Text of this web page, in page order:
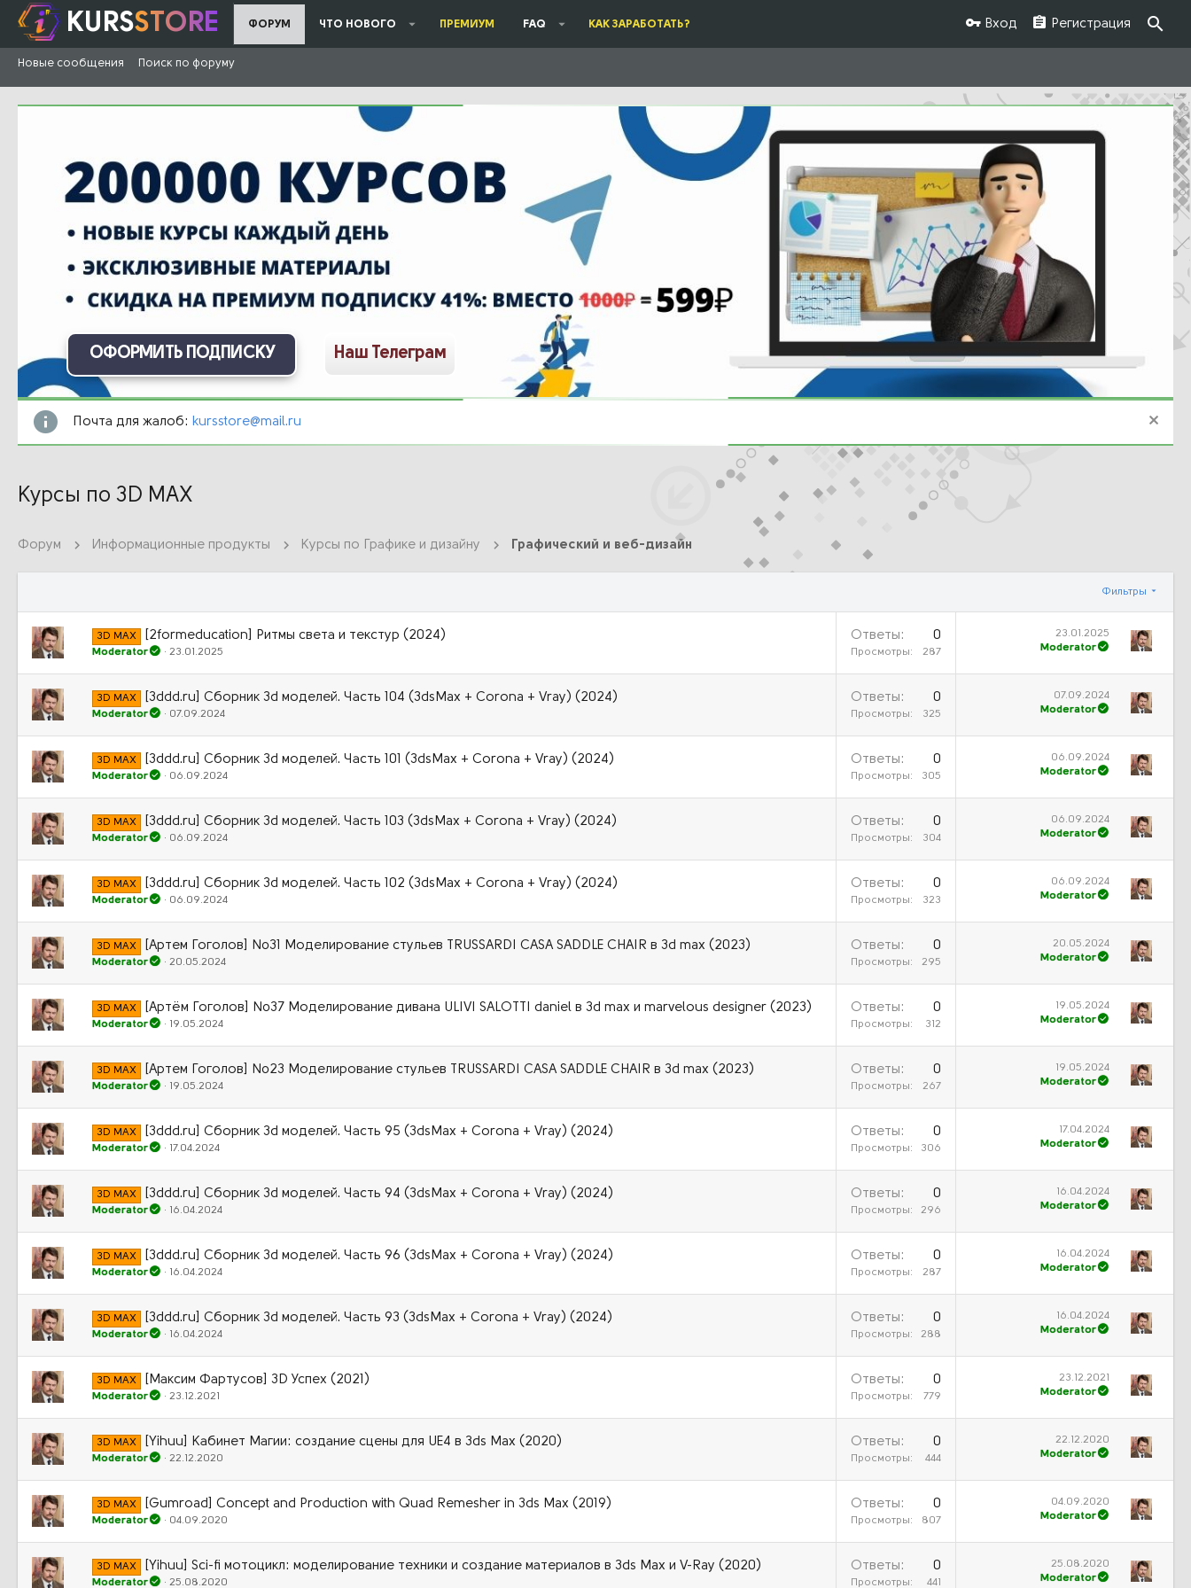
KURSSTORE ФОРУМ ЧТО НОВОГО ПРЕМИУМ FAQ КАК ЗАРАБОТАТЬ? Вход Регистрация
Новые сообщения Поиск по форуму
ОФОРМИТЬ ПОДПИСКУ Наш Телеграм
Почта для жалоб: kursstore@mail.ru
Курсы по 3D MAX
Форум Информационные продукты Курсы по Графике и дизайну Графический и веб-дизайн
Фильтры
3D MAX [2formeducation] Ритмы света и текстур (2024)
Moderator 23.01.2025
Ответы 0
Просмотры 287
23.01.2025
Moderator
3D MAX [3ddd.ru] Сборник 3d моделей. Часть 104 (3dsMax + Corona + Vray) (2024)
Moderator 07.09.2024
Ответы 0
Просмотры 325
07.09.2024
Moderator
3D MAX [3ddd.ru] Сборник 3d моделей. Часть 101 (3dsMax + Corona + Vray) (2024)
Moderator 06.09.2024
Ответы 0
Просмотры 305
06.09.2024
Moderator
3D MAX [3ddd.ru] Сборник 3d моделей. Часть 103 (3dsMax + Corona + Vray) (2024)
Moderator 06.09.2024
Ответы 0
Просмотры 304
06.09.2024
Moderator
3D MAX [3ddd.ru] Сборник 3d моделей. Часть 102 (3dsMax + Corona + Vray) (2024)
Moderator 06.09.2024
Ответы 0
Просмотры 323
06.09.2024
Moderator
3D MAX [Артем Гоголов] №31 Моделирование стульев TRUSSARDI CASA SADDLE CHAIR в 3d max (2023)
Moderator 20.05.2024
Ответы 0
Просмотры 295
20.05.2024
Moderator
3D MAX [Артём Гоголов] №37 Моделирование дивана ULIVI SALOTTI daniel в 3d max и marvelous designer (2023)
Moderator 19.05.2024
Ответы 0
Просмотры 312
19.05.2024
Moderator
3D MAX [Артем Гоголов] №23 Моделирование стульев TRUSSARDI CASA SADDLE CHAIR в 3d max (2023)
Moderator 19.05.2024
Ответы 0
Просмотры 267
19.05.2024
Moderator
3D MAX [3ddd.ru] Сборник 3d моделей. Часть 95 (3dsMax + Corona + Vray) (2024)
Moderator 17.04.2024
Ответы 0
Просмотры 306
17.04.2024
Moderator
3D MAX [3ddd.ru] Сборник 3d моделей. Часть 94 (3dsMax + Corona + Vray) (2024)
Moderator 16.04.2024
Ответы 0
Просмотры 296
16.04.2024
Moderator
3D MAX [3ddd.ru] Сборник 3d моделей. Часть 96 (3dsMax + Corona + Vray) (2024)
Moderator 16.04.2024
Ответы 0
Просмотры 287
16.04.2024
Moderator
3D MAX [3ddd.ru] Сборник 3d моделей. Часть 93 (3dsMax + Corona + Vray) (2024)
Moderator 16.04.2024
Ответы 0
Просмотры 288
16.04.2024
Moderator
3D MAX [Максим Фартусов] 3D Успех (2021)
Moderator 23.12.2021
Ответы 0
Просмотры 779
23.12.2021
Moderator
3D MAX [Yihuu] Кабинет Магии: создание сцены для UE4 в 3ds Max (2020)
Moderator 22.12.2020
Ответы 0
Просмотры 444
22.12.2020
Moderator
3D MAX [Gumroad] Concept and Production with Quad Remesher in 3ds Max (2019)
Moderator 04.09.2020
Ответы 0
Просмотры 807
04.09.2020
Moderator
3D MAX [Yihuu] Sci-fi мотоцикл: моделирование техники и создание материалов в 3ds Max и V-Ray (2020)
Moderator 25.08.2020
Ответы 0
Просмотры 441
25.08.2020
Moderator